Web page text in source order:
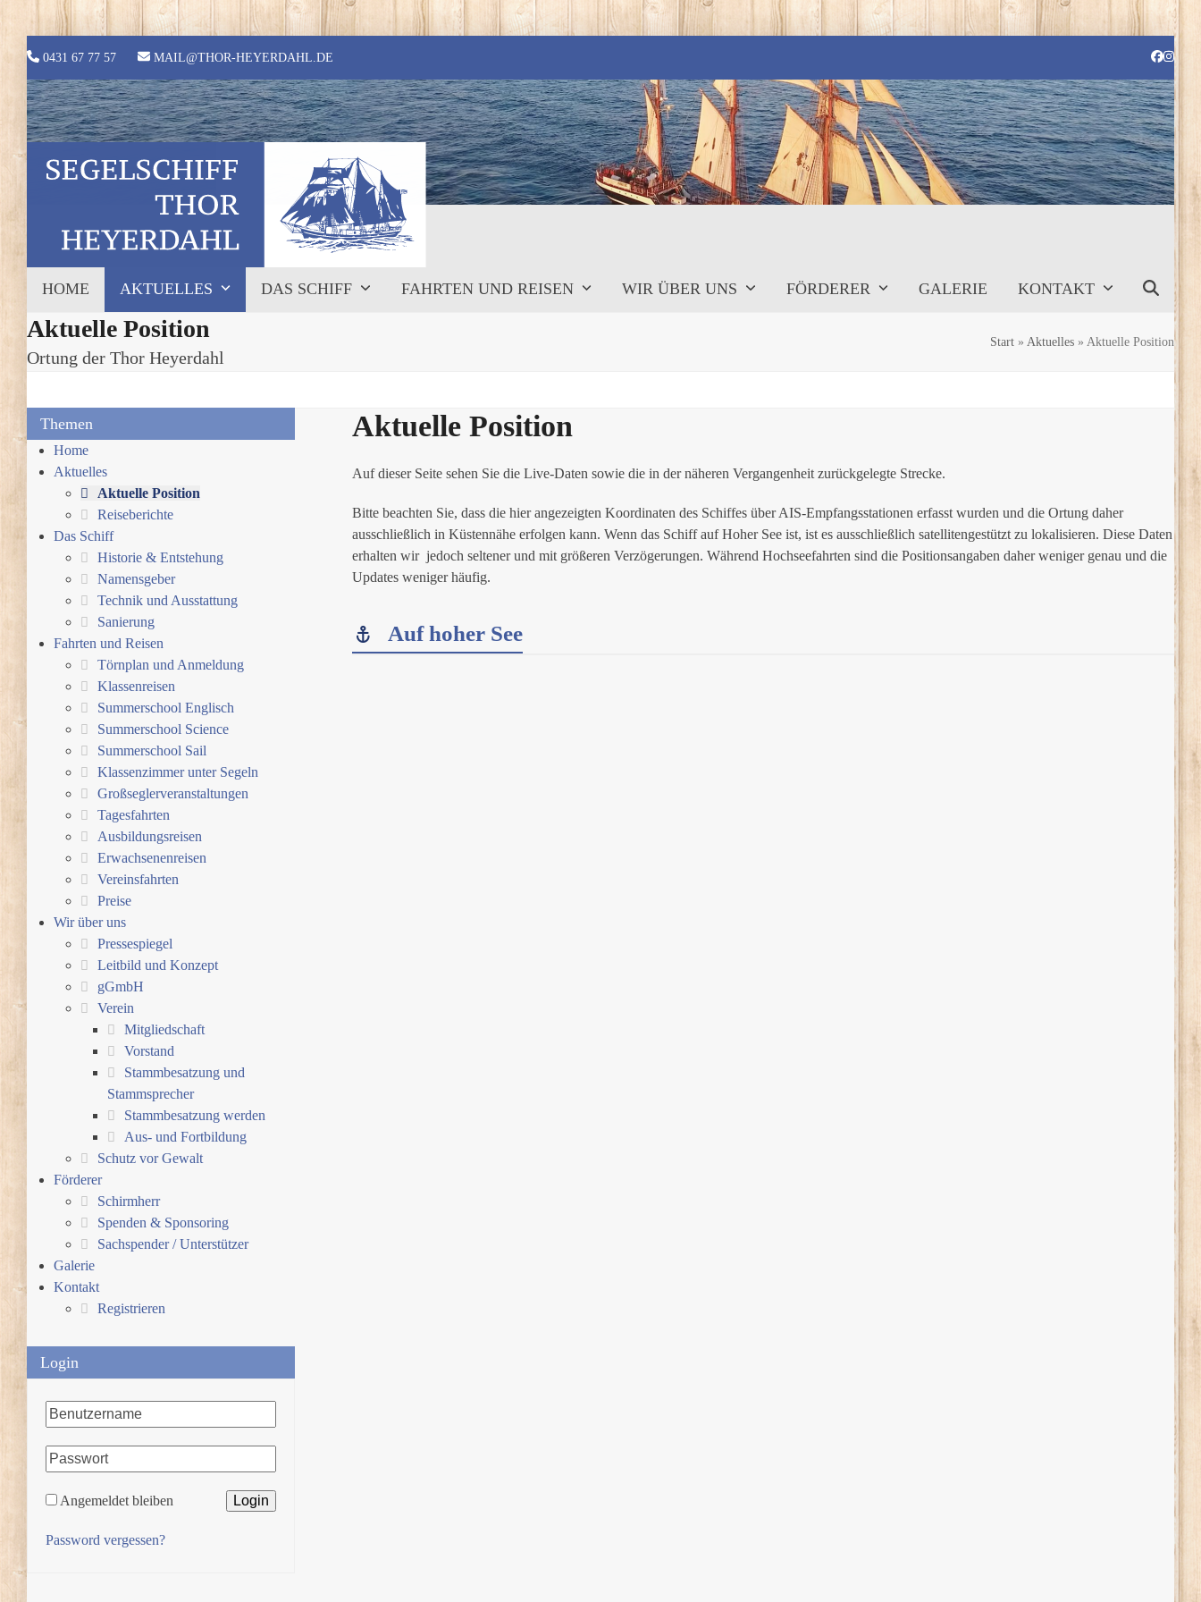
to
content
0431 67 77 57 MAIL@THOR-HEYERDAHL.DE
HOME AKTUELLES DAS SCHIFF FAHRTEN UND REISEN WIR ÜBER UNS FÖRDERER GALERIE KONTAKT
Aktuelle Position
Ortung der Thor Heyerdahl
Start » Aktuelles » Aktuelle Position
Aktuelle Position
Auf dieser Seite sehen Sie die Live-Daten sowie die in der näheren Vergangenheit zurückgelegte Strecke.
Bitte beachten Sie, dass die hier angezeigten Koordinaten des Schiffes über AIS-Empfangsstationen erfasst wurden und die Ortung daher
ausschließlich in Küstennähe erfolgen kann. Wenn das Schiff auf Hoher See ist, ist es ausschließlich satellitengestützt zu lokalisieren. Diese Daten
erhalten wir jedoch seltener und mit größeren Verzögerungen. Während Hochseefahrten sind die Positionsangaben daher weniger genau und die
Updates weniger häufig.
Auf hoher See
Themen
Home
Aktuelles
Aktuelle Position
Reiseberichte
Das Schiff
Historie & Entstehung
Namensgeber
Technik und Ausstattung
Sanierung
Fahrten und Reisen
Törnplan und Anmeldung
Klassenreisen
Summerschool Englisch
Summerschool Science
Summerschool Sail
Klassenzimmer unter Segeln
Großseglerveranstaltungen
Tagesfahrten
Ausbildungsreisen
Erwachsenenreisen
Vereinsfahrten
Preise
Wir über uns
Pressespiegel
Leitbild und Konzept
gGmbH
Verein
Mitgliedschaft
Vorstand
Stammbesatzung und
Stammsprecher
Stammbesatzung werden
Aus- und Fortbildung
Schutz vor Gewalt
Förderer
Schirmherr
Spenden & Sponsoring
Sachspender / Unterstützer
Galerie
Kontakt
Registrieren
Login
Angemeldet bleiben
Password vergessen?